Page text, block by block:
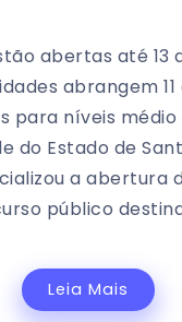
abertas até 13
abrangem 11
para níveis médio
do Estado de
a abertura
público
Leia Mais